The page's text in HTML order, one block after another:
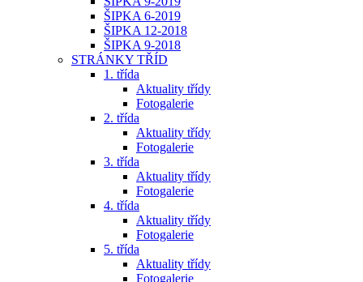
ŠIPKA 6-2019
ŠIPKA 12-2018
ŠIPKA 9-2018
STRÁNKY TŘÍD
1. třída
Aktuality třídy
Fotogalerie
2. třída
Aktuality třídy
Fotogalerie
3. třída
Aktuality třídy
Fotogalerie
4. třída
Aktuality třídy
Fotogalerie
5. třída
Aktuality třídy
Fotogalerie